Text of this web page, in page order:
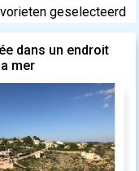
geselecteerd
dans un endroit
mer